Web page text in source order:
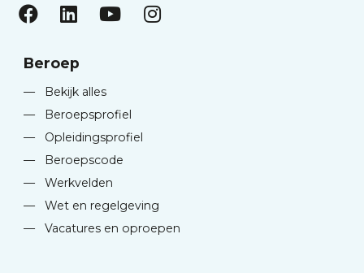
Beroep
—
Bekijk alles
—
Beroepsprofiel
—
Opleidingsprofiel
—
Beroepscode
—
Werkvelden
—
Wet en regelgeving
—
Vacatures en oproepen